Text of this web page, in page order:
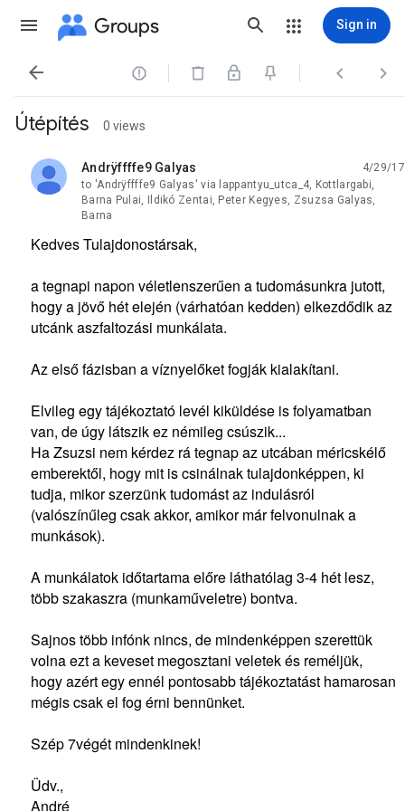
Groups Sign in
   
Útépítés 0 views
Andrÿffffe9 Galyas
unread,
4/29/17
to 'Andrÿffffe9 Galyas' via lappantyu_utca_4, Kottlargabi,
Barna Pulai, Ildikó Zentai, Peter Kegyes, Zsuzsa Galyas,
Barna
Kedves Tulajdonostársak,
a tegnapi napon véletlenszerűen a tudomásunkra jutott,
hogy a jövő hét elején (várhatóan kedden) elkezdődik az
utcánk aszfaltozási munkálata.
Az első fázisban a víznyelőket fogják kialakítani.
Elvileg egy tájékoztató levél kiküldése is folyamatban
van, de úgy látszik ez némileg csúszik...
Ha Zsuzsi nem kérdez rá tegnap az utcában méricskélő
emberektől, hogy mit is csinálnak tulajdonképpen, ki
tudja, mikor szerzünk tudomást az indulásról
(valószínűleg csak akkor, amikor már felvonulnak a
munkások).
A munkálatok időtartama előre láthatólag 3-4 hét lesz,
több szakaszra (munkaműveletre) bontva.
Sajnos több infónk nincs, de mindenképpen szerettük
volna ezt a keveset megosztani veletek és reméljük,
hogy azért egy ennél pontosabb tájékoztatást hamarosan
mégis csak el fog érni bennünket.
Szép 7végét mindenkinek!
Üdv.,
André